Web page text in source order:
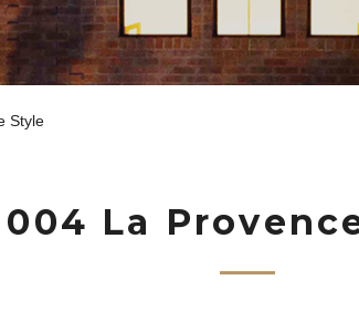
Style
004 La